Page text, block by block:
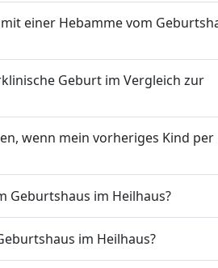
einer Hebamme vom
Geburt im Vergleich zur
wenn mein vorheriges Kind
Geburtshaus im Heilhaus?
im Heilhaus?